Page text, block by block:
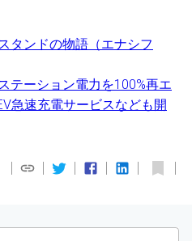
タンドの物語（エナシフ
テーション電力を100%再エ
急速充電サービスなども開